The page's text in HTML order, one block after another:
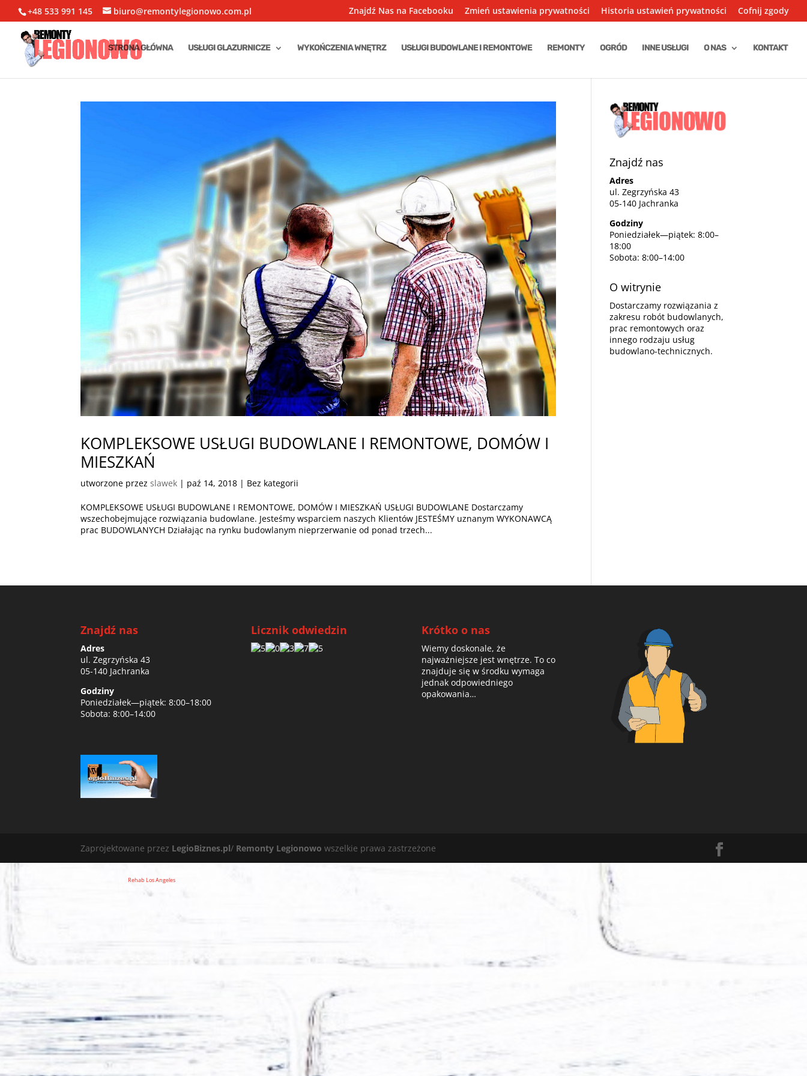
+48 533 991 145 biuro@remontylegionowo.com.pl Znajdź Nas na Facebooku Zmień ustawienia prywatności Historia ustawień prywatności Cofnij zgody
STRONA GŁÓWNA USŁUGI GLAZURNICZE WYKOŃCZENIA WNĘTRZ USŁUGI BUDOWLANE I REMONTOWE REMONTY OGRÓD INNE USŁUGI O NAS KONTAKT
KOMPLEKSOWE USŁUGI BUDOWLANE I REMONTOWE, DOMÓW I
MIESZKAŃ
utworzone przezslawek | paź 14, 2018 | Bez kategorii
KOMPLEKSOWE USŁUGI BUDOWLANE I REMONTOWE, DOMÓW I MIESZKAŃ USŁUGI BUDOWLANE Dostarczamy
wszechobejmujące rozwiązania budowlane. Jesteśmy wsparciem naszych Klientów JESTEŚMY uznanym WYKONAWCĄ
prac BUDOWLANYCH Działając na rynku budowlanym nieprzerwanie od ponad trzech...
Znajdź nas
Adres
ul. Zegrzyńska 43
05-140 Jachranka
Godziny
Poniedziałek—piątek: 8:00–
18:00
Sobota: 8:00–14:00
O witrynie
Dostarczamy rozwiązania z
zakresu robót budowlanych,
prac remontowych oraz
innego rodzaju usług
budowlano-technicznych.
Znajdź nas
Adres
ul. Zegrzyńska 43
05-140 Jachranka
Godziny
Poniedziałek—piątek: 8:00–18:00
Sobota: 8:00–14:00
Licznik odwiedzin Krótko o nas
Wiemy doskonale, że
najważniejsze jest wnętrze. To co
znajduje się w środku wymaga
jednak odpowiedniego
opakowania…
Zaprojektowane przez LegioBiznes.pl/ Remonty Legionowo wszelkie prawa zastrzeżone
Rehab Los Angeles